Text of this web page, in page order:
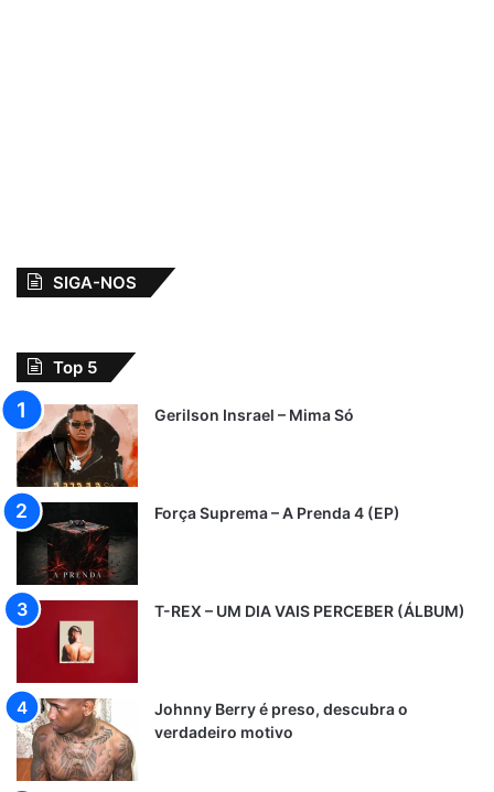
SIGA-NOS
Top 5
Gerilson Insrael – Mima Só
Força Suprema – A Prenda 4 (EP)
T-REX – UM DIA VAIS PERCEBER (ÁLBUM)
Johnny Berry é preso, descubra o
verdadeiro motivo